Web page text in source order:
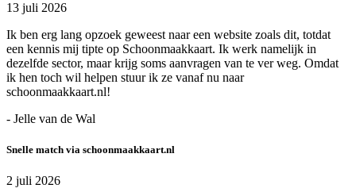
13 juli 2026
Ik ben erg lang opzoek geweest naar een website zoals dit, totdat
een kennis mij tipte op Schoonmaakkaart. Ik werk namelijk in
dezelfde sector, maar krijg soms aanvragen van te ver weg. Omdat
ik hen toch wil helpen stuur ik ze vanaf nu naar
schoonmaakkaart.nl!
- Jelle van de Wal
Snelle match via schoonmaakkaart.nl
2 juli 2026